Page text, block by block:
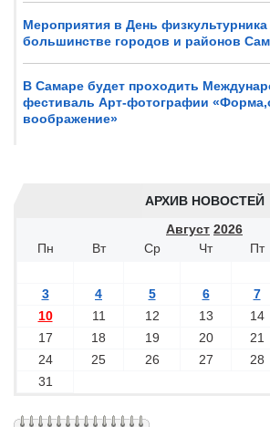
Мероприятия в День
большинстве городов и районов
В Самаре будет проходить
фестиваль Арт-фотографии
воображение»
АРХИВ НОВОСТЕЙ
Август 2026
Пн
Вт Ср Чт Пт
3
4 5 6 7
10
11 12 13 14
17
18 19 20 21
24
25 26 27 28
31